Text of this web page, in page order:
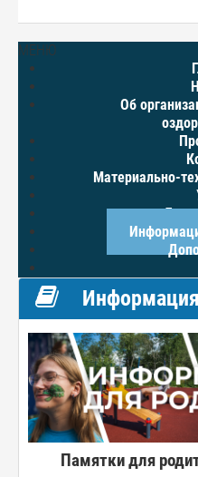
МЕНЮ
Об
Материально-
Памятки для